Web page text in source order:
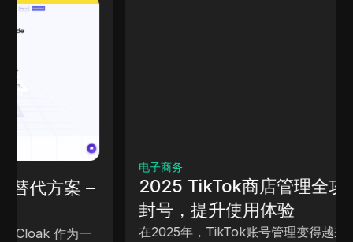
2025 TikTok商店管理全攻略：避免
封号，提升使用体验
在2025年，TikTok账号管理变得越来越复杂。为了